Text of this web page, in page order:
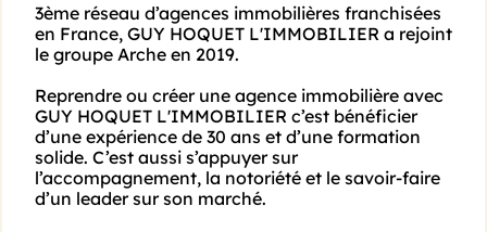
3ème réseau d’agences immobilières franchisées
en France, GUY HOQUET L'IMMOBILIER a rejoint
le groupe Arche en 2019.
Reprendre ou créer une agence immobilière avec
GUY HOQUET L'IMMOBILIER c’est bénéficier
d’une expérience de 30 ans et d’une formation
solide. C’est aussi s’appuyer sur
l’accompagnement, la notoriété et le savoir-faire
d’un leader sur son marché.